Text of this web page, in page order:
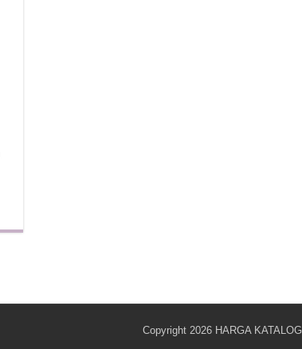
Copyright 2026 HARGA KATALOG